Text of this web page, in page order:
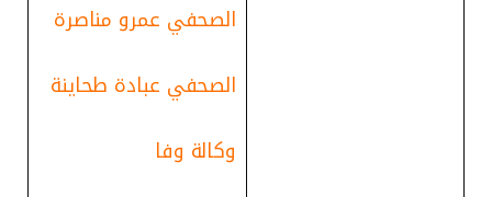
الصحفي عمرو مناصرة
الصحفي عبادة طحاينة
وكالة وفا